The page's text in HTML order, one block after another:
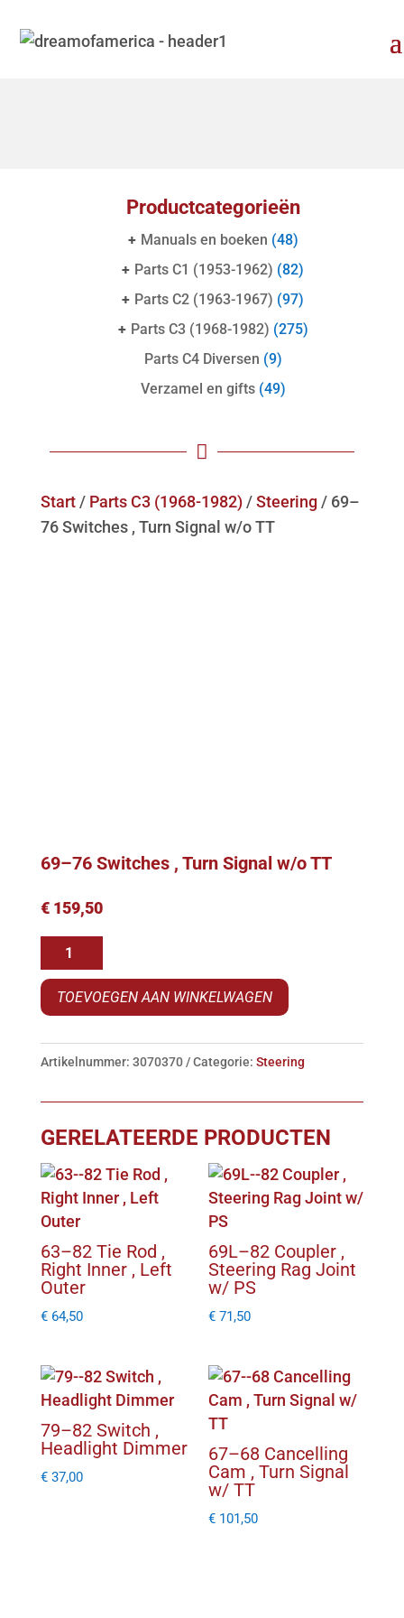
Productcategorieën
+ Manuals en boeken (48)
+ Parts C1 (1953-1962) (82)
+ Parts C2 (1963-1967) (97)
+ Parts C3 (1968-1982) (275)
Parts C4 Diversen (9)
Verzamel en gifts (49)

Start/ Parts C3 (1968-1982)/Steering/ 69–
76 Switches , Turn Signal w/o TT
69–76 Switches , Turn Signal w/o TT
€159,50
-76
Switches
Turn
w/o
aantal
TOEVOEGEN AAN WINKELWAGEN
Artikelnummer: 3070370 Categorie: Steering
GERELATEERDE PRODUCTEN
63–82 Tie Rod ,
Right Inner , Left
Outer
€64,50
69L–82 Coupler ,
Steering Rag Joint
w/ PS
€ 71,50
79–82 Switch ,
Headlight Dimmer
€37,00
67–68 Cancelling
Cam , Turn Signal
w/ TT
€ 101,50